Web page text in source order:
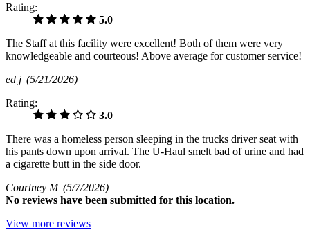
Rating:
5.0
The Staff at this facility were excellent! Both of them were very
knowledgeable and courteous! Above average for customer service!
ed j (5/21/2026)
Rating:
3.0
There was a homeless person sleeping in the trucks driver seat with
his pants down upon arrival. The U-Haul smelt bad of urine and had
a cigarette butt in the side door.
Courtney M (5/7/2026)
No reviews have been submitted for this location.
View more reviews